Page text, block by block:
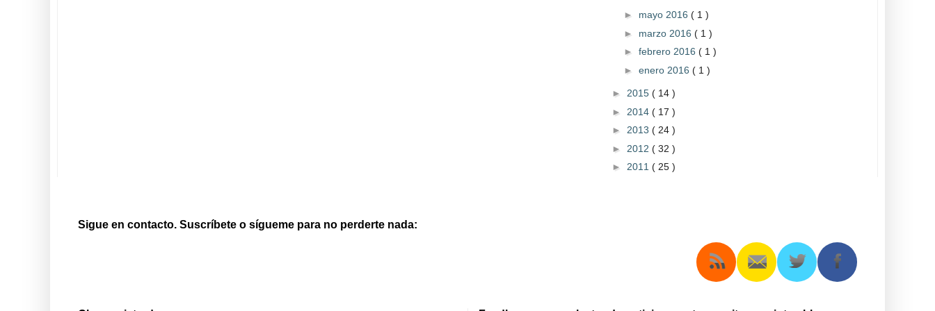
► mayo 2016 ( 1 )
► marzo 2016 ( 1 )
► febrero 2016 ( 1 )
► enero 2016 ( 1 )
► 2015 ( 14 )
► 2014 ( 17 )
► 2013 ( 24 )
► 2012 ( 32 )
► 2011 ( 25 )
Sigue en contacto. Suscríbete o sígueme para no perderte nada: